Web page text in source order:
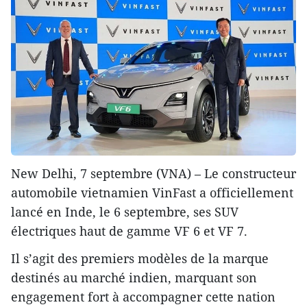
New Delhi, 7 septembre (VNA) – Le constructeur
automobile vietnamien VinFast a officiellement
lancé en Inde, le 6 septembre, ses SUV
électriques haut de gamme VF 6 et VF 7.
Il s’agit des premiers modèles de la marque
destinés au marché indien, marquant son
engagement fort à accompagner cette nation